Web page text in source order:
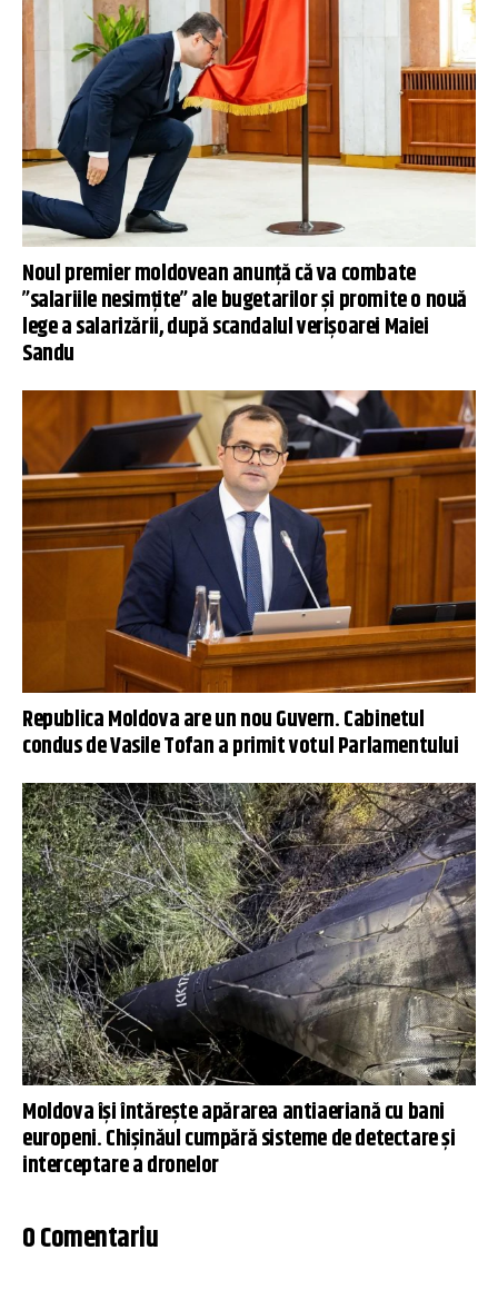
Noul premier moldovean anunță că va combate
”salariile nesimțite” ale bugetarilor și promite o nouă
lege a salarizării, după scandalul verișoarei Maiei
Sandu
Republica Moldova are un nou Guvern. Cabinetul
condus de Vasile Tofan a primit votul Parlamentului
Moldova își întărește apărarea antiaeriană cu bani
europeni. Chișinăul cumpără sisteme de detectare și
interceptare a dronelor
0 Comentariu